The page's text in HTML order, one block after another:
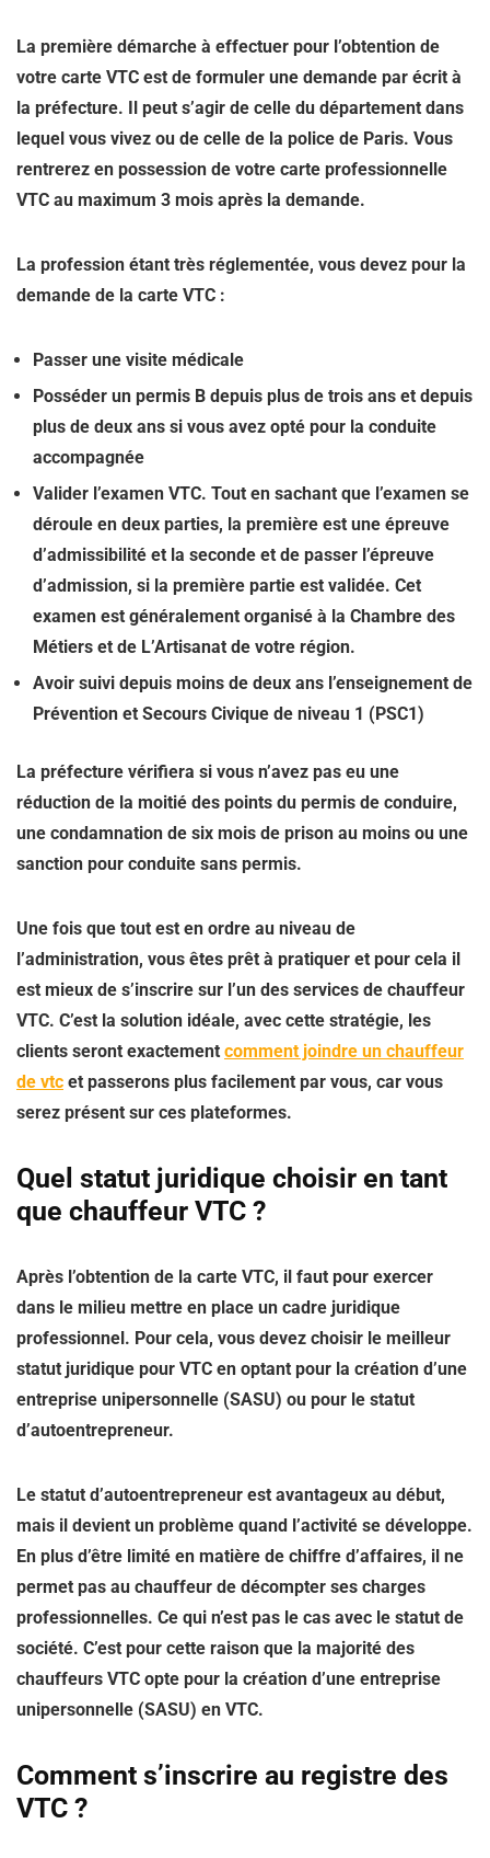
La première démarche à effectuer pour l’obtention de
votre carte VTC est de formuler une demande par écrit à
la préfecture. Il peut s’agir de celle du département dans
lequel vous vivez ou de celle de la police de Paris. Vous
rentrerez en possession de votre carte professionnelle
VTC au maximum 3 mois après la demande.
La profession étant très réglementée, vous devez pour la
demande de la carte VTC :
Passer une visite médicale
Posséder un permis B depuis plus de trois ans et depuis
plus de deux ans si vous avez opté pour la conduite
accompagnée
Valider l’examen VTC. Tout en sachant que l’examen se
déroule en deux parties, la première est une épreuve
d’admissibilité et la seconde et de passer l’épreuve
d’admission, si la première partie est validée. Cet
examen est généralement organisé à la Chambre des
Métiers et de L’Artisanat de votre région.
Avoir suivi depuis moins de deux ans l’enseignement de
Prévention et Secours Civique de niveau 1 (PSC1)
La préfecture vérifiera si vous n’avez pas eu une
réduction de la moitié des points du permis de conduire,
une condamnation de six mois de prison au moins ou une
sanction pour conduite sans permis.
Une fois que tout est en ordre au niveau de
l’administration, vous êtes prêt à pratiquer et pour cela il
est mieux de s’inscrire sur l’un des services de chauffeur
VTC. C’est la solution idéale, avec cette stratégie, les
clients seront exactement comment joindre un chauffeur
de vtc et passerons plus facilement par vous, car vous
serez présent sur ces plateformes.
Quel statut juridique choisir en tant
que chauffeur VTC ?
Après l’obtention de la carte VTC, il faut pour exercer
dans le milieu mettre en place un cadre juridique
professionnel. Pour cela, vous devez choisir le meilleur
statut juridique pour VTC en optant pour la création d’une
entreprise unipersonnelle (SASU) ou pour le statut
d’autoentrepreneur.
Le statut d’autoentrepreneur est avantageux au début,
mais il devient un problème quand l’activité se développe.
En plus d’être limité en matière de chiffre d’affaires, il ne
permet pas au chauffeur de décompter ses charges
professionnelles. Ce qui n’est pas le cas avec le statut de
société. C’est pour cette raison que la majorité des
chauffeurs VTC opte pour la création d’une entreprise
unipersonnelle (SASU) en VTC.
Comment s’inscrire au registre des
VTC ?